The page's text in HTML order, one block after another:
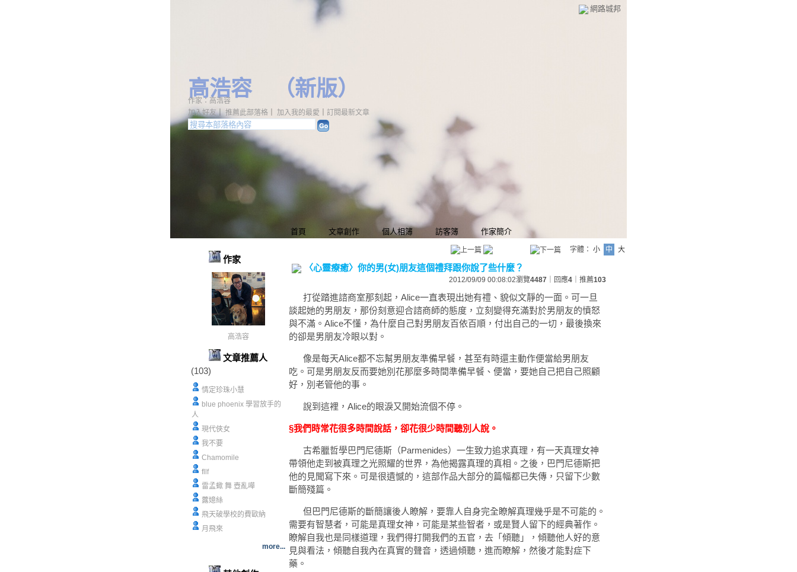
網路城邦
高浩容（新版）
首頁 文章創作 個人相簿 訪客簿 作家簡介
加入好友｜ 推薦此部落格 加入我的最愛 訂閱最新文章
作家：高浩容
作家
高浩容
文章推薦人
(103)
情定珍珠小慧
blue phoenix 學習放手的
人
現代俠女
我不要
Chamomile
fllf
雷孟蠍 舞 壺亂嘩
虂嬑絲
飛天破學校的費歐納
月飛來
more...
字體： 小 中 大
〈心靈療癒〉你的男(女)朋友這個禮拜跟你說了些什麼？
2012/09/09 00:08:02瀏覽4487 ｜回應4 ｜推薦103
打從踏進諮商室那刻起，Alice一直表現出她有禮、貌似文靜的一面。可一旦
談起她的男朋友，那份刻意迎合諮商師的態度，立刻變得充滿對於男朋友的憤怒
與不滿。Alice不懂，為什麼自己對男朋友百依百順，付出自己的一切，最後換來
的卻是男朋友冷眼以對。
像是每天Alice都不忘幫男朋友準備早餐，甚至有時還主動作便當給男朋友
吃。可是男朋友反而要她別花那麼多時間準備早餐、便當，要她自己把自己照顧
好，別老管他的事。
說到這裡，Alice的眼淚又開始流個不停。
§我們時常花很多時間說話，卻花很少時間聽別人說。
古希臘哲學巴門尼德斯（Parmenides）一生致力追求真理，有一天真理女神
帶領他走到被真理之光照耀的世界，為他揭露真理的真相。之後，巴門尼德斯把
他的見聞寫下來。可是很遺憾的，這部作品大部分的篇幅都已失傳，只留下少數
斷簡殘篇。
但巴門尼德斯的斷簡讓後人瞭解，要靠人自身完全瞭解真理幾乎是不可能的。
需要有智慧者，可能是真理女神，可能是某些智者，或是賢人留下的經典著作。
瞭解自我也是同樣道理，我們得打開我們的五官，去「傾聽」，傾聽他人好的意
見與看法，傾聽自我內在真實的聲音，透過傾聽，進而瞭解，然後才能對症下
藥。